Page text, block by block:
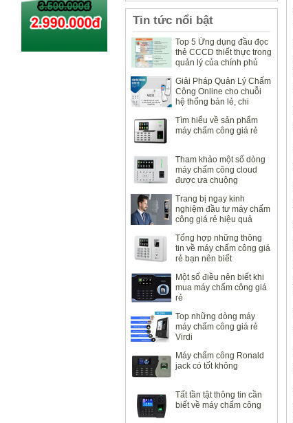
Tin tức nổi bật
Top 5 Ứng dụng đầu đọc
thẻ CCCD thiết thực trong
quản lý của chính phủ
Giải Pháp Quản Lý Chấm
Công Online cho chuỗi
hệ thống bán lẻ, chi
Tìm hiểu về sản phẩm
máy chấm công giá rẻ
Tham khảo một số dòng
máy chấm công cloud
được ưa chuộng
Trang bị ngay kinh
nghiệm đầu tư máy chấm
công giá rẻ hiệu quả
Tổng hợp những thông
tin về máy chấm công giá
rẻ bạn nên biết
Một số điều nên biết khi
mua máy chấm công giá
rẻ
Top những dòng máy
máy chấm công giá rẻ
Virdi
Máy chấm công Ronald
jack có tốt không
Tất tần tật thông tin cần
biết về máy chấm công